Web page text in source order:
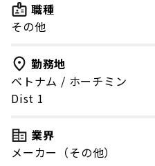
職種
その他
勤務地
ベトナム / ホーチミン
Dist 1
業界
メーカー（その他）